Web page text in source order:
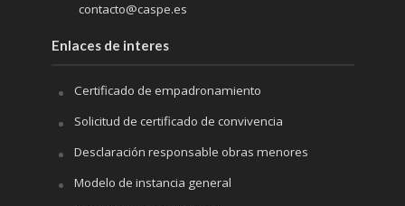
contacto@caspe.es
Enlaces de interes
Certificado de empadronamiento
Solicitud de certificado de convivencia
Desclaración responsable obras menores
Modelo de instancia general